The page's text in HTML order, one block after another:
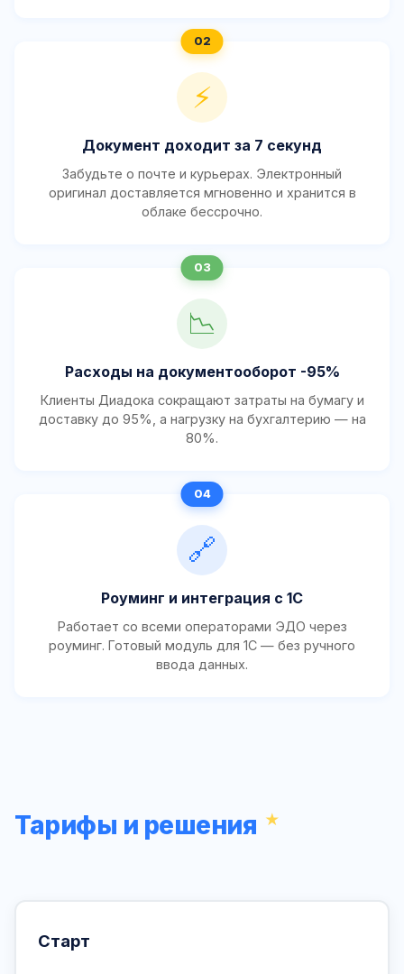
⚡
Документ доходит за 7 секунд
Забудьте о почте и курьерах. Электронный
оригинал доставляется мгновенно и хранится в
облаке бессрочно.
📉
Расходы на документооборот -95%
Клиенты Диадока сокращают затраты на бумагу и
доставку до 95%, а нагрузку на бухгалтерию — на
80%.
🔗
Роуминг и интеграция с 1С
Работает со всеми операторами ЭДО через
роуминг. Готовый модуль для 1С — без ручного
ввода данных.
Тарифы и решения
Старт